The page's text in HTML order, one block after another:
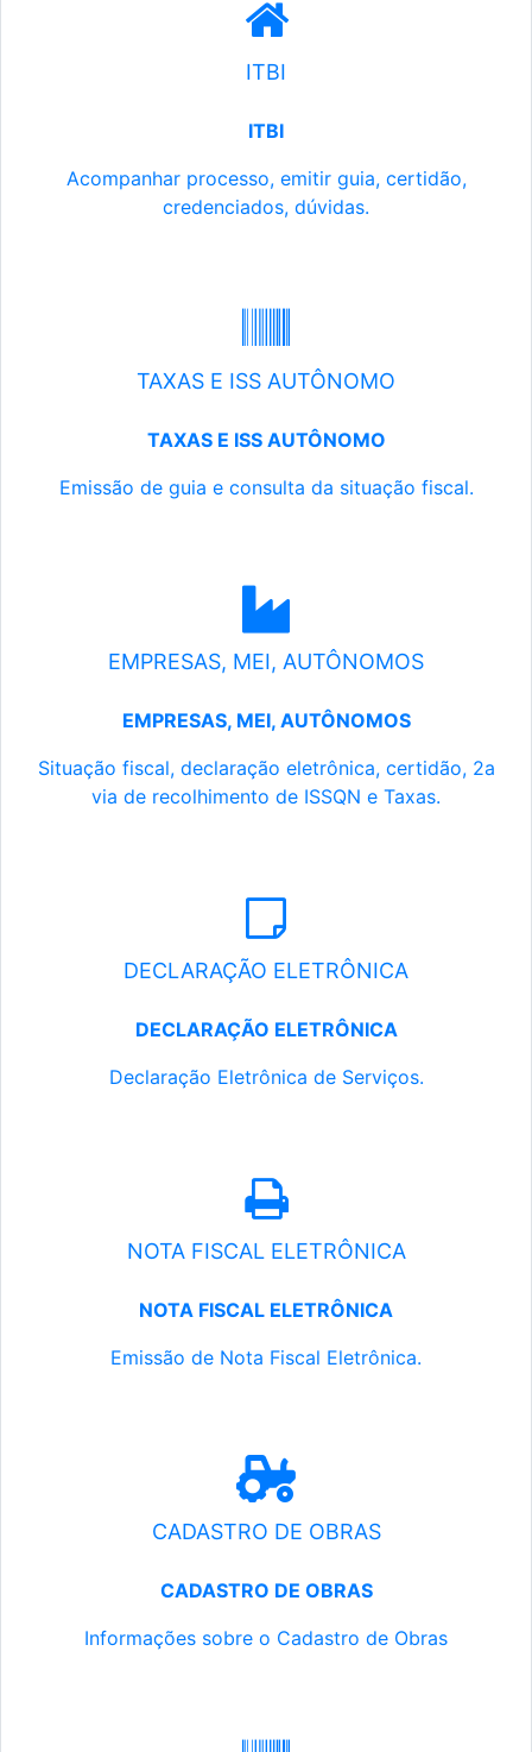
ITBI
ITBI
Acompanhar processo, emitir guia, certidão,
credenciados, dúvidas.
TAXAS E ISS AUTÔNOMO
TAXAS E ISS AUTÔNOMO
Emissão de guia e consulta da situação fiscal.
EMPRESAS, MEI, AUTÔNOMOS
EMPRESAS, MEI, AUTÔNOMOS
Situação fiscal, declaração eletrônica, certidão, 2a
via de recolhimento de ISSQN e Taxas.
DECLARAÇÃO ELETRÔNICA
DECLARAÇÃO ELETRÔNICA
Declaração Eletrônica de Serviços.
NOTA FISCAL ELETRÔNICA
NOTA FISCAL ELETRÔNICA
Emissão de Nota Fiscal Eletrônica.
CADASTRO DE OBRAS
CADASTRO DE OBRAS
Informações sobre o Cadastro de Obras